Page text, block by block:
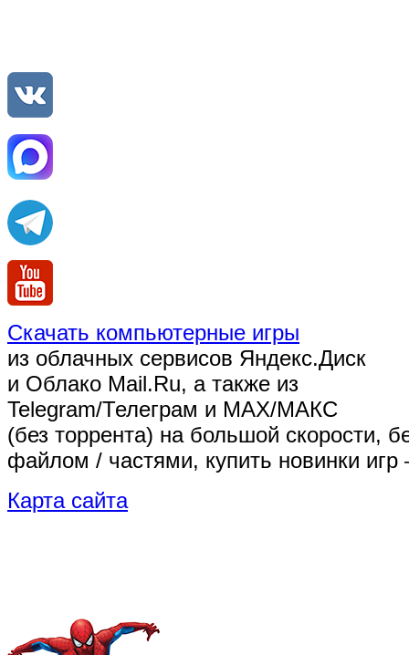
Скачать компьютерные игры
из облачных сервисов Яндекс.Диск
и Облако Mail.Ru, а также из
Telegram/Телеграм и MAX/МАКС
(без торрента) на большой скорости,
файлом / частями, купить новинки
Карта сайта